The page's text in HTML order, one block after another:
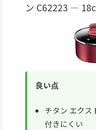
ン C62223 —
良い点
チタン エクス
付きにくい